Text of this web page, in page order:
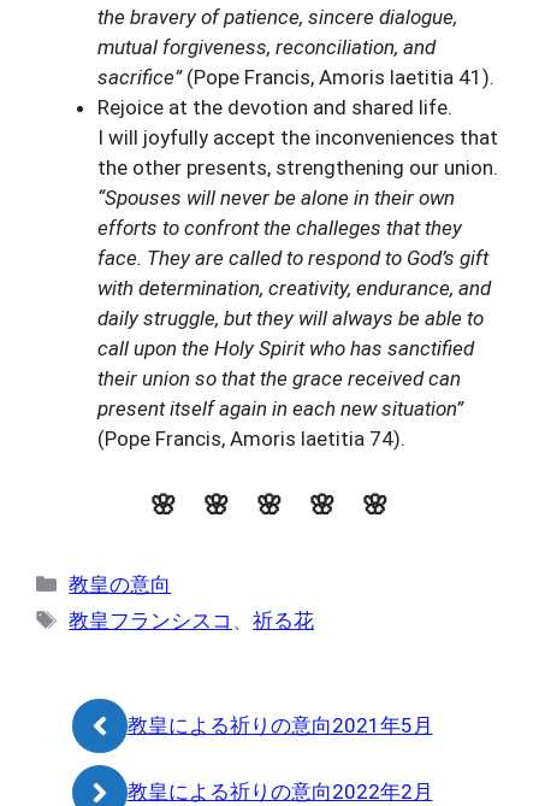
the bravery of patience, sincere dialogue,
mutual forgiveness, reconciliation, and
sacrifice”(Pope Francis, Amoris laetitia 41).
Rejoice at the devotion and shared life.
I will joyfully accept the inconveniences that
the other presents, strengthening our union.
“Spouses will never be alone in their own
efforts to confront the challeges that they
face. They are called to respond to God’s gift
with determination, creativity, endurance, and
daily struggle, but they will always be able to
call upon the Holy Spirit who has sanctified
their union so that the grace received can
present itself again in each new situation”
(Pope Francis, Amoris laetitia 74).
🌸 🌸 🌸 🌸 🌸
カ
テ
ゴ
ー
教皇の意向
タ
教皇フランシスコ 、祈る花
教皇による祈りの意向2021年5月
教皇による祈りの意向2022年2月